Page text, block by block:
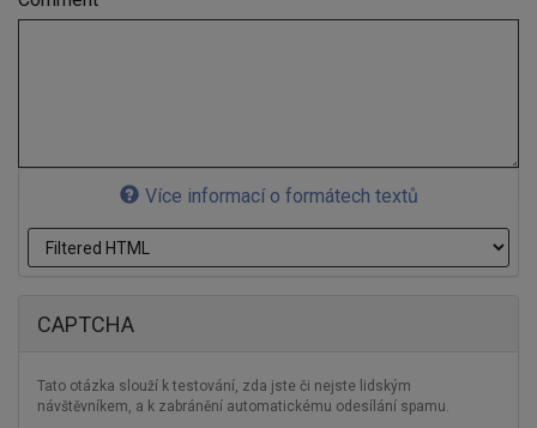
Více informací o formátech textů
CAPTCHA
Tato otázka slouží k testování, zda jste či nejste lidským
návštěvníkem, a k zabránění automatickému odesílání spamu.